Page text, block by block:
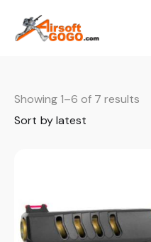
Showing 1–6 of 7 results